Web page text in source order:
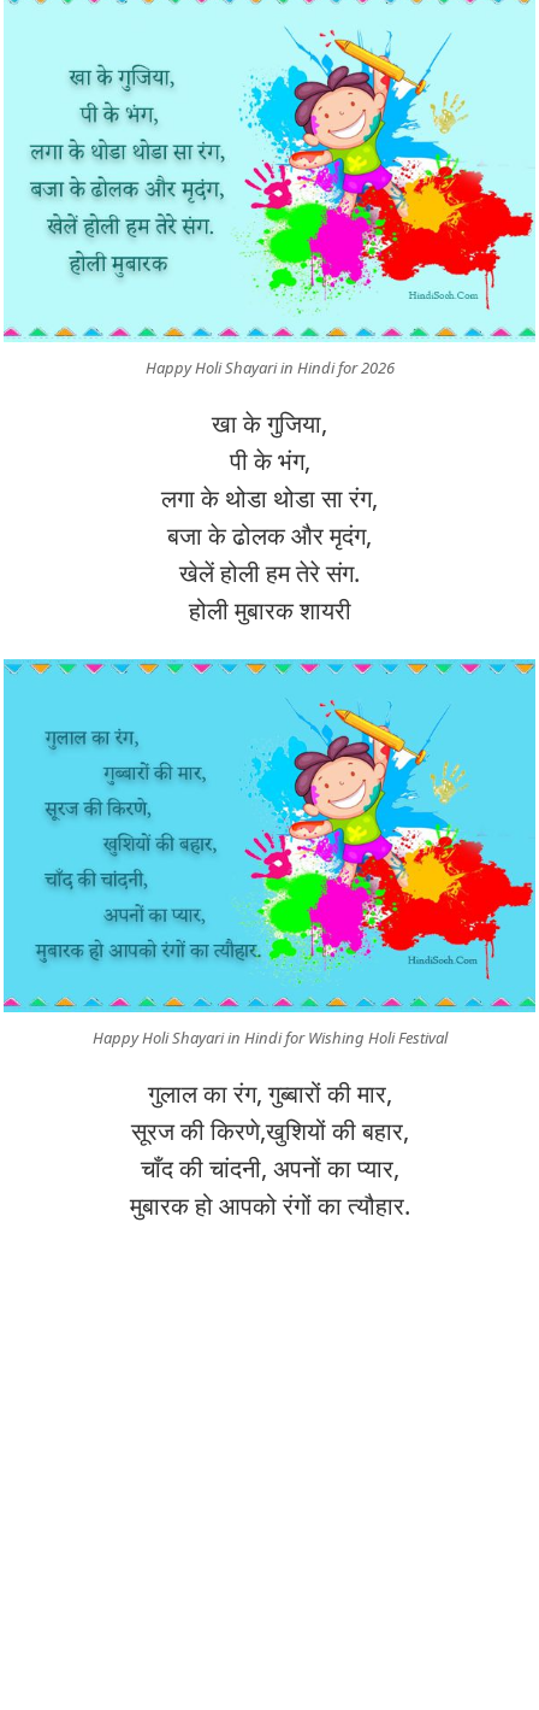
Happy Holi Shayari in Hindi for 2026
खा के गुजिया,
पी के भंग,
लगा के थोडा थोडा सा रंग,
बजा के ढोलक और मृदंग,
खेलें होली हम तेरे संग.
होली मुबारक शायरी
Happy Holi Shayari in Hindi for Wishing Holi Festival
गुलाल का रंग, गुब्बारों की मार,
सूरज की किरणे,खुशियों की बहार,
चाँद की चांदनी, अपनों का प्यार,
मुबारक हो आपको रंगों का त्यौहार.